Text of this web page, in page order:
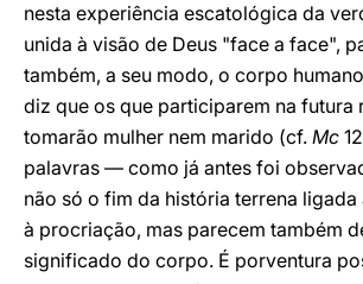
nesta experiência escatológica da
unida à visão de Deus "face a face",
também, a seu modo, o corpo
diz que os que participarem na futura
tomarão mulher nem marido (cf. Mc
palavras — como já antes foi
não só o fim da história terrena
à procriação, mas parecem também
significado do corpo. É porventura